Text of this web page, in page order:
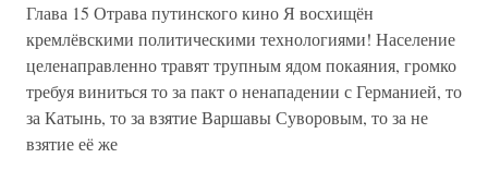
Глава 15 Отрава путинского кино Я восхищён
кремлёвскими политическими технологиями! Население
целенаправленно травят трупным ядом покаяния, громко
требуя виниться то за пакт о ненападении с Германией, то
за Катынь, то за взятие Варшавы Суворовым, то за не
взятие её же